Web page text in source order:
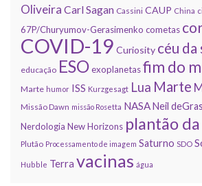
Oliveira Carl Sagan Cassini CAUP China
67P/Churyumov-Gerasimenko cometas
COVID-19 Curiosity céu da
educação ESOexoplanetasfim do
Marte humor ISS Kurzgesagt Lua Marte
Missão Dawn missão Rosetta NASANeil
Nerdologia New Horizons plantão
Plutão Processamento de imagem Saturno SDO
Hubble Terra vacinas água